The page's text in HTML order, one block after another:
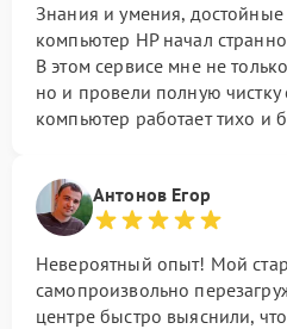
Знания и умения,
компьютер HP начал
В этом сервисе мне не
но и провели полную чистку
компьютер работает тихо и
Антонов Егор
Невероятный опыт! Мой
самопроизвольно
центре быстро выяснили,